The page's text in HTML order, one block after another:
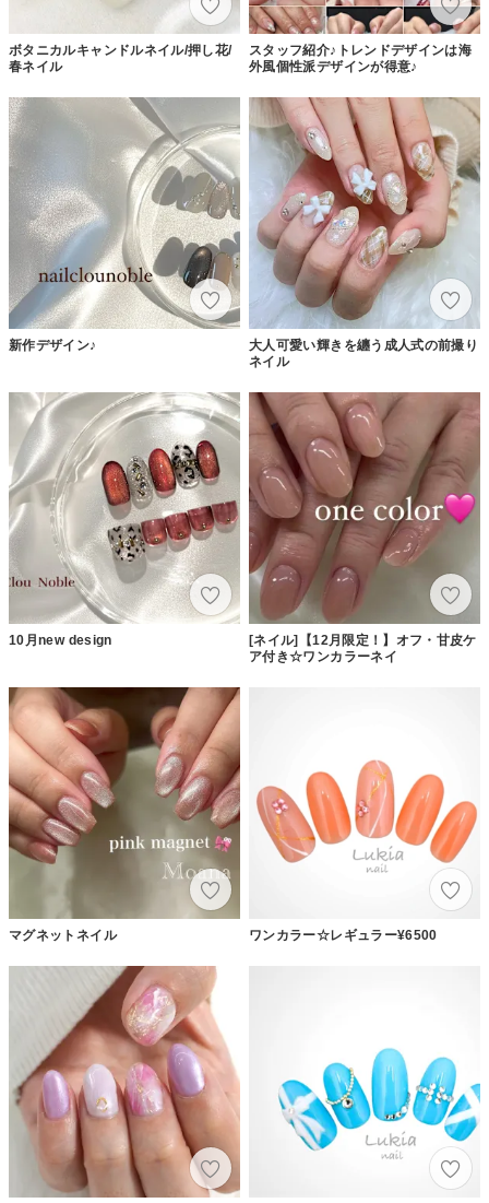
ボタニカルキャンドルネイル/押し花/
春ネイル
スタッフ紹介♪トレンドデザインは海
外風個性派デザインが得意♪
新作デザイン♪
大人可愛い輝きを纏う成人式の前撮り
ネイル
10月new design
[ネイル]【12月限定！】オフ・甘皮ケ
ア付き☆ワンカラーネイ
マグネットネイル ワンカラー☆レギュラー¥6500